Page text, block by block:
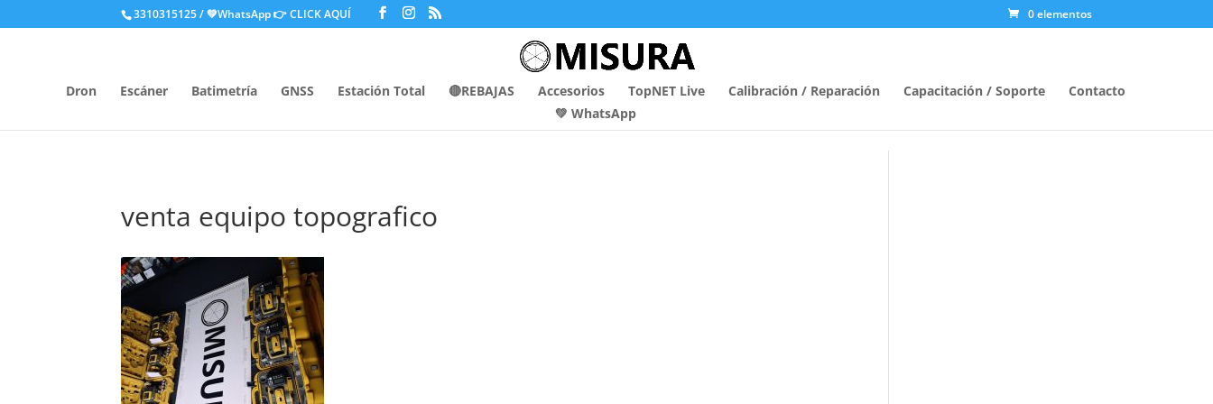
3310315125 / 💚WhatsApp👉 CLICK AQUÍ 0 elementos
Dron Escáner Batimetría GNSS Estación Total 🔴REBAJAS Accesorios TopNET Live Calibración / Reparación Capacitación / Soporte
Contacto
💚 WhatsApp
venta equipo topografico